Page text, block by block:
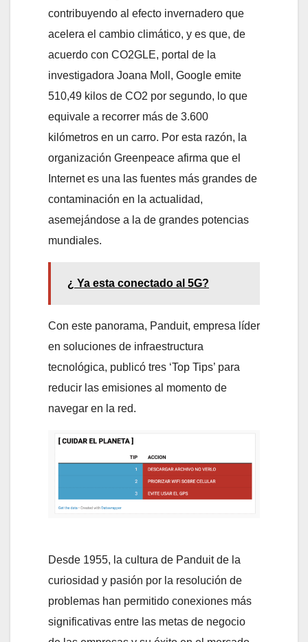
contribuyendo al efecto invernadero que
acelera el cambio climático, y es que, de
acuerdo con CO2GLE, portal de la
investigadora Joana Moll, Google emite
510,49 kilos de CO2 por segundo, lo que
equivale a recorrer más de 3.600
kilómetros en un carro. Por esta razón, la
organización Greenpeace afirma que el
Internet es una las fuentes más grandes de
contaminación en la actualidad,
asemejándose a la de grandes potencias
mundiales.
¿ Ya esta conectado al 5G?
Con este panorama, Panduit, empresa líder
en soluciones de infraestructura
tecnológica, publicó tres ‘Top Tips’ para
reducir las emisiones al momento de
navegar en la red.
Desde 1955, la cultura de Panduit de la
curiosidad y pasión por la resolución de
problemas han permitido conexiones más
significativas entre las metas de negocio